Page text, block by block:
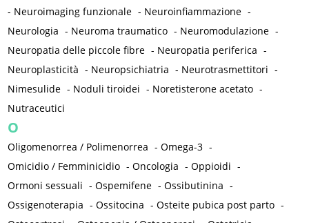
- Neuroimaging funzionale - Neuroinfiammazione -
Neurologia - Neuroma traumatico - Neuromodulazione -
Neuropatia delle piccole fibre - Neuropatia periferica -
Neuroplasticità - Neuropsichiatria - Neurotrasmettitori -
Nimesulide - Noduli tiroidei - Noretisterone acetato -
Nutraceutici
O
Oligomenorrea / Polimenorrea -Omega-3 -
Omicidio / Femminicidio -Oncologia -Oppioidi -
Ormoni sessuali -Ospemifene -Ossibutinina -
Ossigenoterapia -Ossitocina -Osteite pubica post parto -